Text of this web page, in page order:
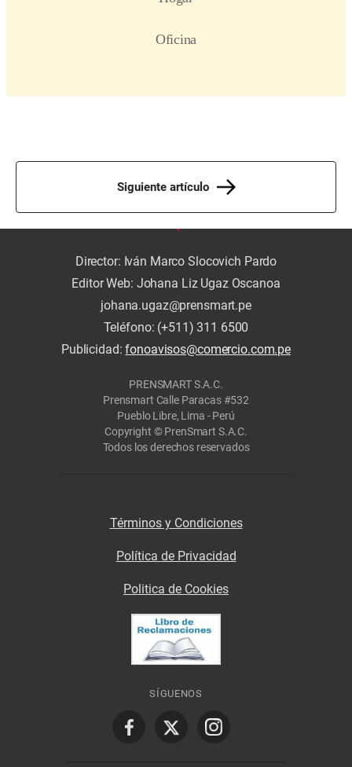
Siguiente artículo
Director: Iván Marco Slocovich Pardo
Editor Web: Johana Liz Ugaz Oscanoa
johana.ugaz@prensmart.pe
Teléfono: (+511) 311 6500
Publicidad:fonoavisos@comercio.com.pe
PRENSMART S.A.C.
Prensmart Calle Paracas #532
Pueblo Libre, Lima - Perú
Copyright © PrenSmart S.A.C.
Todos los derechos reservados
Términos y Condiciones
Política de Privacidad
Politica de Cookies
SÍGUENOS